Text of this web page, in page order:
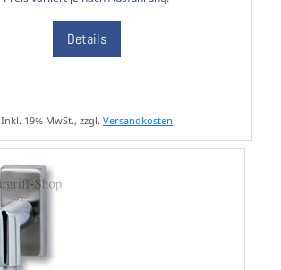
Details
Inkl. 19% MwSt., zzgl. Versandkosten